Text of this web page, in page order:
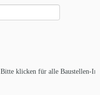
Bitte klicken für alle Baustellen-